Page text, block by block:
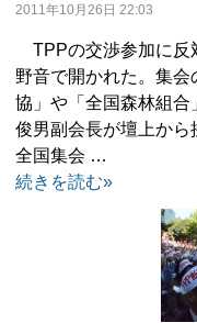
2011年10月26日 22:03
TPPの交渉参加に反
野音で開かれた。集
協」や「全国森林組合
俊男副会長が壇上か
全国集会 …
続きを読む»